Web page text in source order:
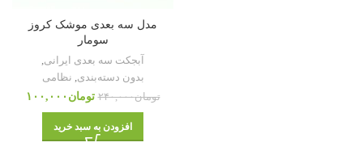
مدل سه بعدی موشک کروز
سومار
آبجکت سه بعدی ایرانی,
بدون دسته‌بندی, نظامی
تومان۲۴۰,۰۰۰ تومان ۱۰۰,۰۰۰
افزودن به سبد خرید